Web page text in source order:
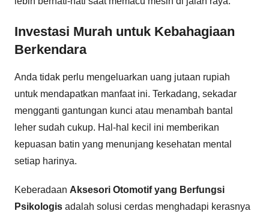
Investasi Murah untuk Kebahagiaan
Berkendara
Anda tidak perlu mengeluarkan uang jutaan rupiah
untuk mendapatkan manfaat ini. Terkadang, sekadar
mengganti gantungan kunci atau menambah bantal
leher sudah cukup. Hal-hal kecil ini memberikan
kepuasan batin yang menunjang kesehatan mental
setiap harinya.
Keberadaan Aksesori Otomotif yang Berfungsi
Psikologis adalah solusi cerdas menghadapi kerasnya